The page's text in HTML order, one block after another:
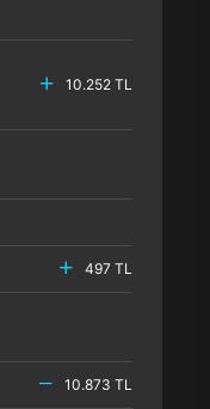
10.252 TL
497 TL
10.873 TL